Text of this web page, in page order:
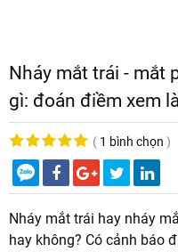
Nháy mắt trái - mắt
gì: đoán điềm xem
( 1 bình chọn )
Nháy mắt trái hay nháy
hay không? Có cảnh báo